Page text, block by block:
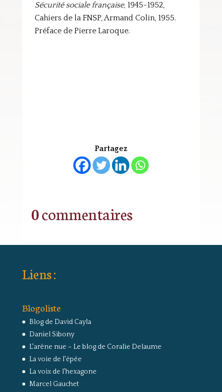
Sécurité sociale française, 1945-1952,
Cahiers de la FNSP, Armand Colin, 1955.
Préface de Pierre Laroque.
Partagez
0 commentaires
Liens :
Blogoliste
Blog de David Cayla
Daniel Sibony
L'arêne nue – Le blog de Coralie Delaume
La voie de l'épée
La voix de l'hexagone
Marcel Gauchet